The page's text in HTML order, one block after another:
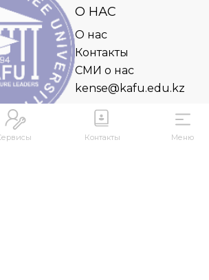
Контакты Меню
О НАС
О нас
Контакты
СМИ о нас
kense@kafu.edu.kz